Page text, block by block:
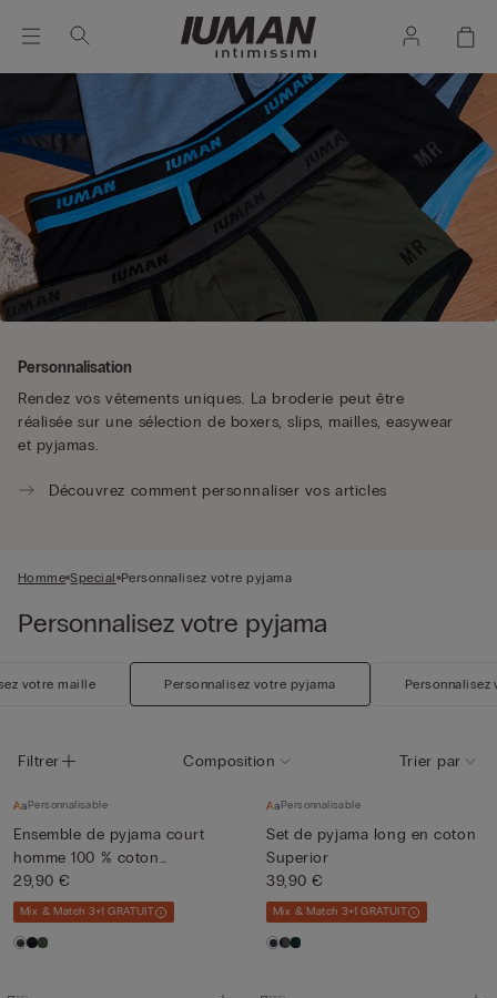
Personnalisation
Rendez vos vêtements uniques. La broderie peut être
réalisée sur une sélection de boxers, slips, mailles, easywear
et pyjamas.
Découvrez comment personnaliser vos articles
Homme Special Personnalisez votre pyjama
Personnalisez votre pyjama
votre maille Personnalisez votre pyjama
Filtrer Composition Trier par
Personnalisable
Ensemble de pyjama court
homme 100 % coton
Supérie...
29,90 €
Mix & Match 3+1 GRATUIT
Personnalisable
Set de pyjama long en coton
Superior
39,90 €
Mix & Match 3+1 GRATUIT